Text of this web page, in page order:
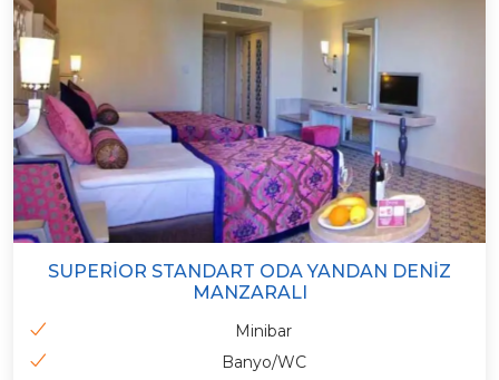
SUPERIOR STANDART ODA YANDAN DENIZ
MANZARALI
Minibar
Banyo/WC